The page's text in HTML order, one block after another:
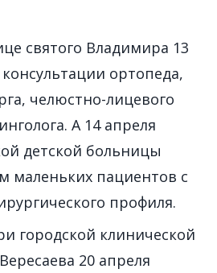
святого Владимира 13
ортопеда,
челюстно-лицевого
А 14 апреля
детской больницы
маленьких пациентов с
профиля.
городской клинической
20 апреля